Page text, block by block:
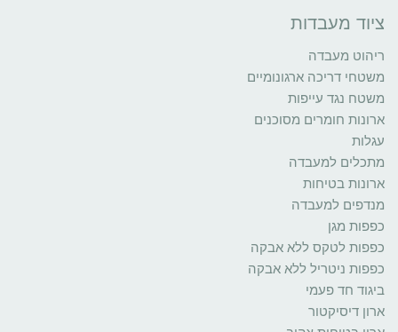
ציוד מעבדות
ריהוט מעבדה
משטחי דריכה ארגונומיים
משטח נגד עייפות
ארונות חומרים מסוכנים
עגלות
מתכלים למעבדה
ארונות בטיחות
מנדפים למעבדה
כפפות מגן
כפפות לטקס ללא אבקה
כפפות ניטריל ללא אבקה
ביגוד חד פעמי
ארון דיסיקטור